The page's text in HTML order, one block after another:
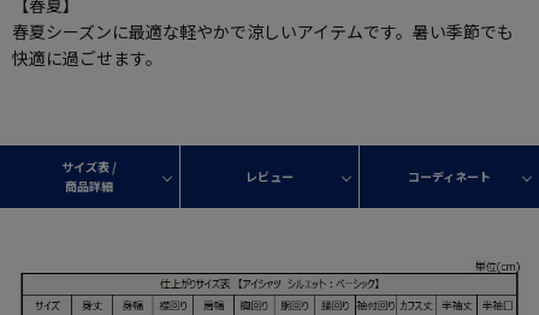
【春夏】
春夏シーズンに最適な軽やかで涼しいアイテムです。暑い季節でも
快適に過ごせます。
サイズ表 /
商品詳細
レビュー コーディネート